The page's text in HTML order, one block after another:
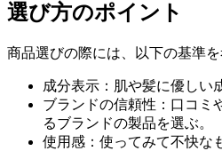
選び方のポイント
商品選びの際には、以下の基準を
成分表示：肌や髪に優しい
ブランドの信頼性：口コミ
るブランドの製品を選ぶ。
使用感：使ってみて不快な